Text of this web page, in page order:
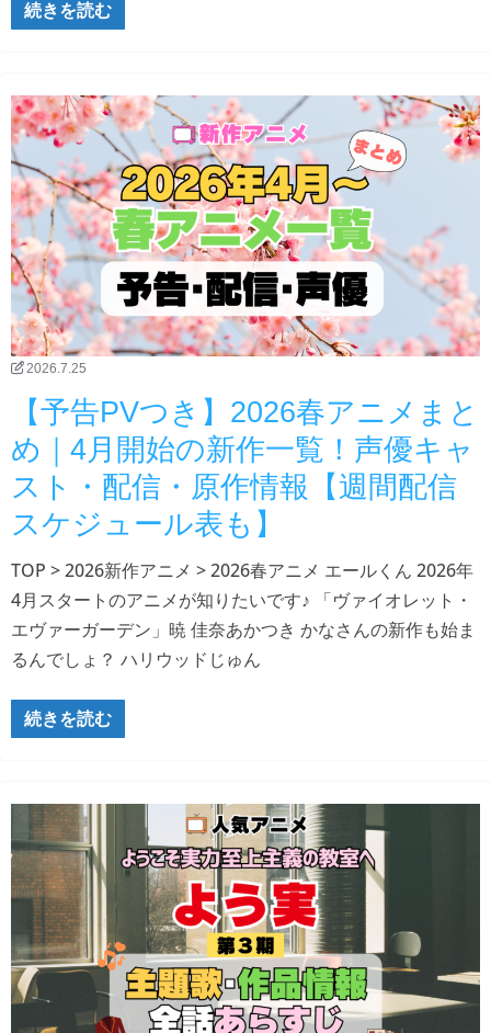
続きを読む
2026.7.25
【予告PVつき】2026春アニメまと
め｜4月開始の新作一覧！声優キャ
スト・配信・原作情報【週間配信
スケジュール表も】
TOP > 2026新作アニメ > 2026春アニメ エールくん 2026年
4月スタートのアニメが知りたいです♪ 「ヴァイオレット・
エヴァーガーデン」暁 佳奈あかつき かなさんの新作も始ま
るんでしょ？ ハリウッドじゅん
続きを読む